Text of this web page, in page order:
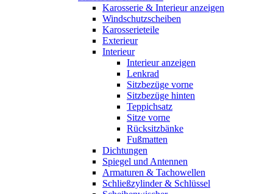
Karosserie & Interieur anzeigen
Windschutzscheiben
Karosserieteile
Exterieur
Interieur
Interieur anzeigen
Lenkrad
Sitzbezüge vorne
Sitzbezüge hinten
Teppichsatz
Sitze vorne
Rücksitzbänke
Fußmatten
Dichtungen
Spiegel und Antennen
Armaturen & Tachowellen
Schließzylinder & Schlüssel